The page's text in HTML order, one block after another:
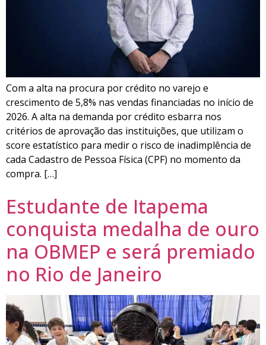
Com a alta na procura por crédito no varejo e
crescimento de 5,8% nas vendas financiadas no início de
2026. A alta na demanda por crédito esbarra nos
critérios de aprovação das instituições, que utilizam o
score estatístico para medir o risco de inadimplência de
cada Cadastro de Pessoa Física (CPF) no momento da
compra. […]
Estudante de Itapema
conquista medalha de ouro
na OBMEP e será premiado
no Rio de Janeiro